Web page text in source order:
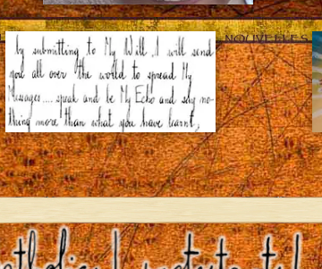
NOUVELLES